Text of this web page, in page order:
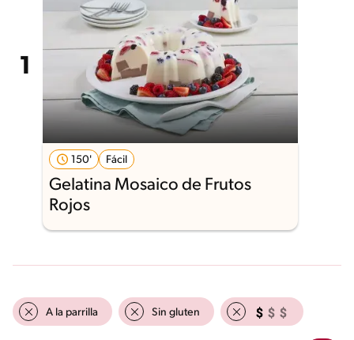
150' Fácil
Gelatina Mosaico de Frutos
Rojos
A la parrilla Sin gluten